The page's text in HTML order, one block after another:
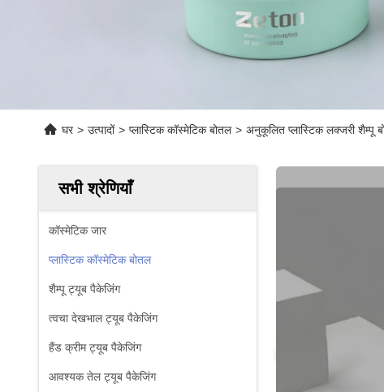
घर > उत्पादों > प्लास्टिक कॉस्मेटिक बोतल > अनुकूलित प्लास्टिक लक्जरी शैम्पू
सभी श्रेणियाँ
कॉस्मेटिक जार
प्लास्टिक कॉस्मेटिक बोतल
शैम्पू ट्यूब पैकेजिंग
त्वचा देखभाल ट्यूब पैकेजिंग
हैंड क्रीम ट्यूब पैकेजिंग
आवश्यक तेल ट्यूब पैकेजिंग